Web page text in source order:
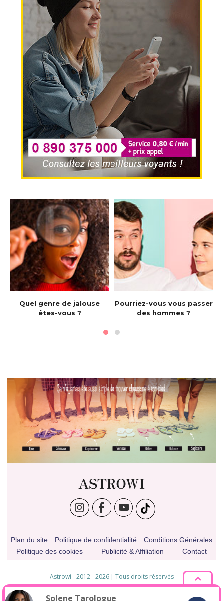
Quel genre de jalouse
êtes-vous ?
Pourriez-vous vous passer
des hommes ?
ASTROWI
Plan du site Politique de confidentialité
Conditions Générales
Politique des cookies
Publicité & Affiliation Contact
Astrowi - 2012 - 2026 | Tous droits réservés
Solene Tarologue
En poursuivant votre navigation sur ce site, vous acceptez